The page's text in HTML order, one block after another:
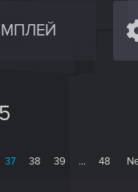
37 38 39 … 48